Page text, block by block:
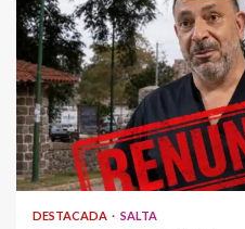
DESTACADA SALTA